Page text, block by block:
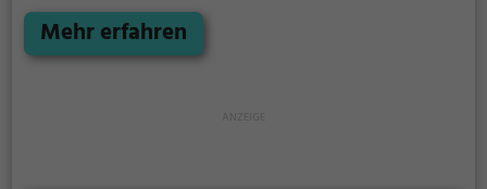
erfahrener Skater oder Anfänger, der Skatepark
Zürich Affoltern hat für jeden etwas zu bieten - ganz
Mehr erfahren